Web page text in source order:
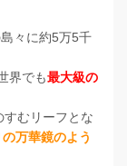
々に約5万5千
界でも最大級の
すむリーフとな
万華鏡のよう